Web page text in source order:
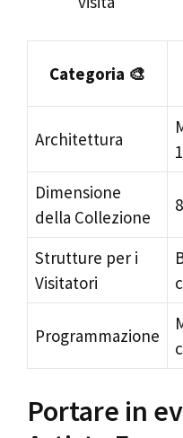
Categoria 🎨
Architettura
Dimensione
della Collezione
Strutture per i
Visitatori
Programmazione
Portare in